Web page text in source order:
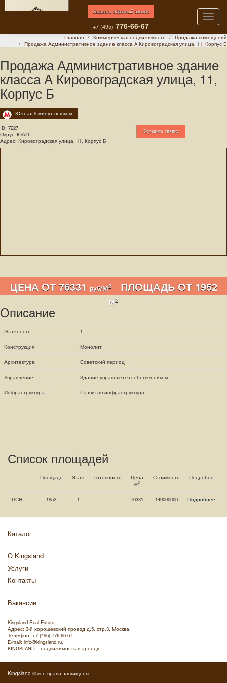
Заказать обратный звонок
+7 (495) 776-66-67
Toggle
Главная Коммерческая недвижимость
Продажа помещений
Продажа Административное здание класса A Кировоградская улица, 11, Корпус Б
Продажа Административное здание
класса A Кировоградская улица, 11,
Корпус Б
Южная 5 минут пешком
ID: 7227
Округ: ЮАО
Адрес: Кировоградская улица, 11, Корпус Б
Оставить заявку
ЦЕНА ОТ 76331 руб/М2ПЛОЩАДЬ ОТ 1952
М2
Описание
Этажность 1
Конструкция Монолит
Архитектура Советский период
Управление Здание управляется собственником
Инфраструктура Развитая инфраструктура
Список площадей
Площадь Этаж Готовность
Цена
м2
Стоимость Подробно
ПСН 1952 1 76331 149000000 Подробнее
Каталог
О Kingsland
Услуги
Контакты
Вакансии
Kingsland Real Estate
Адрес: 3-й хорошевский проезд д.5. стр.3, Москва.
Телефон: +7 (495) 776-66-67.
E-mail: info@kingsland.ru.
KINGSLAND –недвижимость в аренду.
Kingsland © все права защищены